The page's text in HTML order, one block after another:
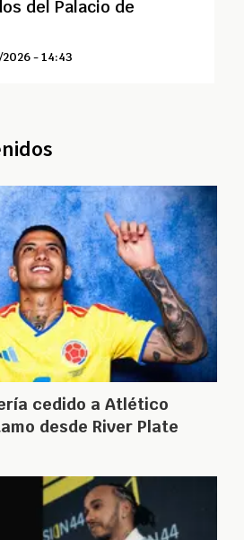
del Palacio de
- 14:43
cedido a Atlético
desde River Plate